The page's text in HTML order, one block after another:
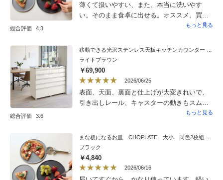
総合評価 4.3
薄くて扱いやすい、また、本当に洗いやす
い。そのまま食卓に出せる。オススメ。買っ
もっと見る
総合評価 3.6
ライトブラウン
￥69,900
2026/06/25
表面、天面、裏面と仕上げが大変きれいで、
引き出しレール、キャスターの動きもスムー
ズです。大変満足しています。引き出しの奥
ります。深さは、上4段がマンガ単行本を7冊
重ねた深さ、最下段は立てた500mlペットボト
ルが収まる深さです。こちらは到着後、キャ
スターを自分で底部に取り付けなければなり
ません。取り付け自体は簡単で短時間で済む
もっと見る
ブラック
￥4,840
2026/06/16